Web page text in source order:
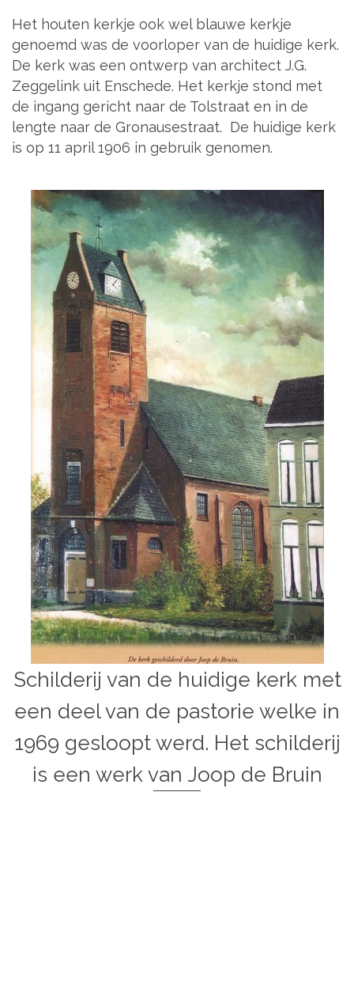
Het houten kerkje ook wel blauwe kerkje
genoemd was de voorloper van de huidige kerk.
De kerk was een ontwerp van architect J.G.
Zeggelink uit Enschede. Het kerkje stond met
de ingang gericht naar de Tolstraat en in de
lengte naar de Gronausestraat. De huidige kerk
is op 11 april 1906 in gebruik genomen.
Schilderij van de huidige kerk met
een deel van de pastorie welke in
1969 gesloopt werd. Het schilderij
is een werk van Joop de Bruin